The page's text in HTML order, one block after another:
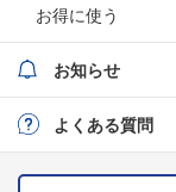
お得に使う
お知らせ
よくある質問